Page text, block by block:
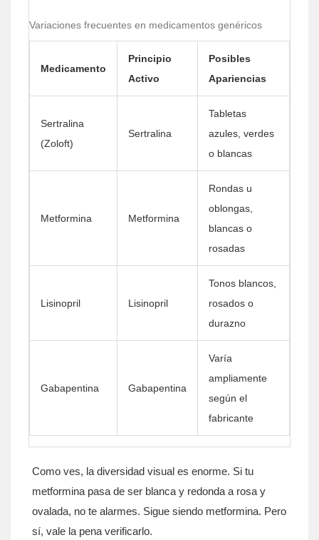
Variaciones frecuentes en medicamentos genéricos
Medicamento
Principio
Activo
Posibles
Apariencias
Sertralina
(Zoloft)
Sertralina
Tabletas
azules, verdes
o blancas
Metformina Metformina
Rondas u
oblongas,
blancas o
rosadas
Lisinopril Lisinopril
Tonos blancos,
rosados o
durazno
Gabapentina Gabapentina
Varía
ampliamente
según el
fabricante
Como ves, la diversidad visual es enorme. Si tu
metformina pasa de ser blanca y redonda a rosa y
ovalada, no te alarmes. Sigue siendo metformina. Pero
sí, vale la pena verificarlo.